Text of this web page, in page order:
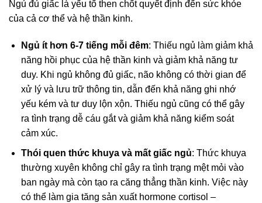
Ngủ đủ giấc là yếu tố then chốt quyết định đến sức khỏe
của cả cơ thể và hệ thần kinh.
Ngủ ít hơn 6-7 tiếng mỗi đêm: Thiếu ngủ làm giảm khả
năng hồi phục của hệ thần kinh và giảm khả năng tư
duy. Khi ngủ không đủ giấc, não không có thời gian để
xử lý và lưu trữ thông tin, dẫn đến khả năng ghi nhớ
yếu kém và tư duy lộn xộn. Thiếu ngủ cũng có thể gây
ra tình trạng dễ cáu gắt và giảm khả năng kiểm soát
cảm xúc.
Thói quen thức khuya và mất giấc ngủ: Thức khuya
thường xuyên không chỉ gây ra tình trạng mệt mỏi vào
ban ngày mà còn tạo ra căng thẳng thần kinh. Việc này
có thể làm gia tăng sản xuất hormone cortisol –